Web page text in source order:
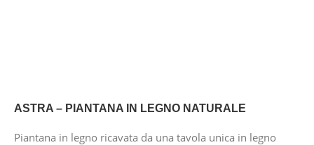
ASTRA – PIANTANA IN LEGNO NATURALE
Piantana in legno ricavata da una tavola unica in legno